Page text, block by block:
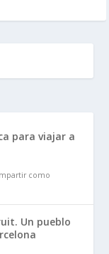
para viajar a
como
Un pueblo